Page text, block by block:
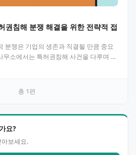
권침해 분쟁 해결을 위한 전략적 접
분쟁은 기업의 생존과 직결될 만큼 중요
무소에서는 특허권침해 사건을 다루며 얻
로 효과적인 법적 대응 방안을…
총 1편
요?
보세요.